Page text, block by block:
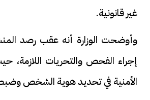
غير قانونية.
وأوضحت الوزارة أنه عقب رصد
إجراء الفحص والتحريات اللازمة،
الأمنية في تحديد هوية الشخص